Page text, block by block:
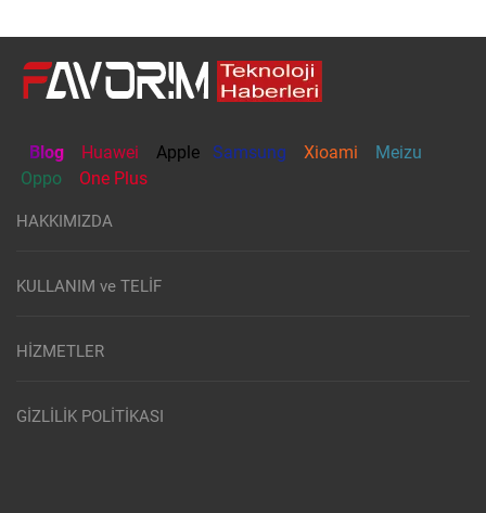
Blog Huawei Apple Samsung Xioami
Meizu
Oppo
One Plus
HAKKIMIZDA
KULLANIM ve TELİF
HİZMETLER
GİZLİLİK POLİTİKASI